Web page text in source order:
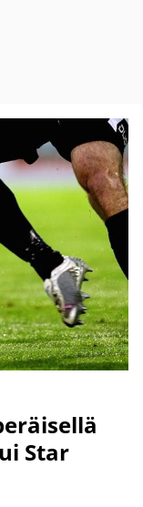
Star